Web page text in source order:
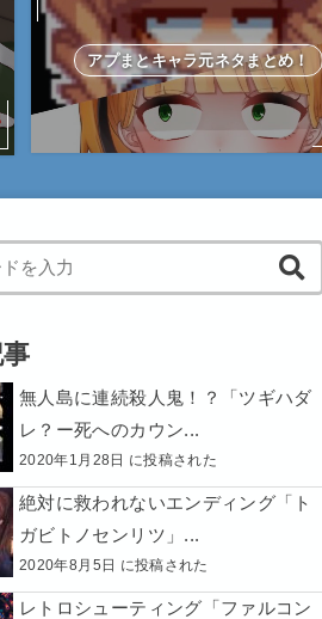
アプまとキャラ元ネタまとめ！
results are available use
無人島に連続殺人鬼！？「ツギハダ
レ？ー死へのカウン...
2020年1月28日 に投稿された
絶対に救われないエンディング「ト
ガビトノセンリツ」...
2020年8月5日 に投稿された
レトロシューティング「ファルコン